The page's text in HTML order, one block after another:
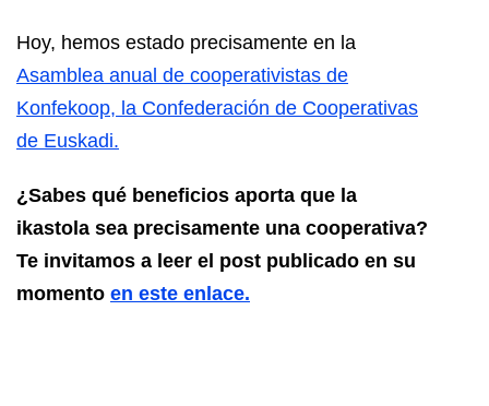
Hoy, hemos estado precisamente en la
Asamblea anual de cooperativistas de
Konfekoop, la Confederación de Cooperativas
de Euskadi.
¿Sabes qué beneficios aporta que la
ikastola sea precisamente una cooperativa?
Te invitamos a leer el post publicado en su
momento en este enlace.